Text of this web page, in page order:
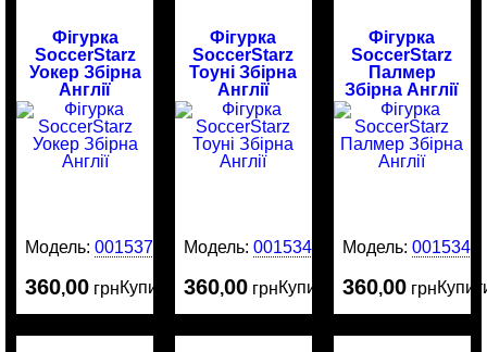
Фігурка
SoccerStarz
Уокер Збірна
Англії
Модель:0015375
360,00 грнКупити
Фігурка
SoccerStarz
Тоуні Збірна
Англії
Модель:0015342
360,00 грнКупити
Фігурка
SoccerStarz
Палмер
Збірна Англії
Модель: 0015341
360,00 грн